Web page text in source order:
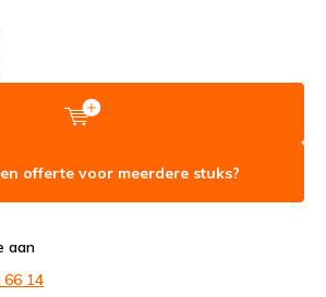
offerte voor meerdere stuks?
aan
66 14